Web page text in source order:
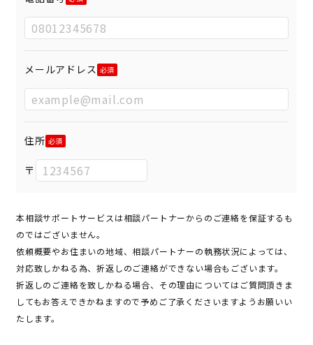
メールアドレス
住所
〒
本相談サポートサービスは相談パートナーからのご連絡を保証するも
のではございません。
依頼概要やお住まいの地域、相談パートナーの執務状況によっては、
対応致しかねる為、折返しのご連絡ができない場合もございます。
折返しのご連絡を致しかねる場合、その理由についてはご質問頂きま
してもお答えできかねますので予めご了承くださいますようお願いい
たします。